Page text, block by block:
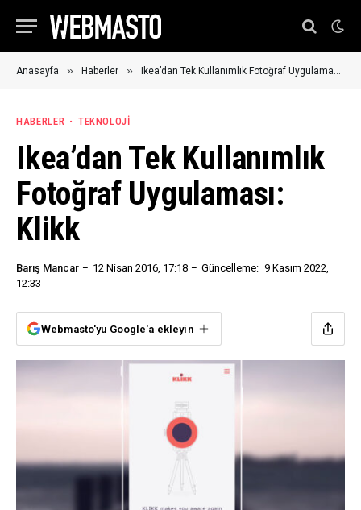
Anasayfa » Haberler » Ikea’dan Tek Kullanımlık Fotoğraf Uygulaması: Klikk
HABERLER TEKNOLOJI
Ikea’dan Tek Kullanımlık
Fotoğraf Uygulaması:
Klikk
Barış Mancar 12 Nisan 2016, 17:18 Güncelleme: 9 Kasım 2022,
12:33
Webmasto'yu Google'a ekleyin